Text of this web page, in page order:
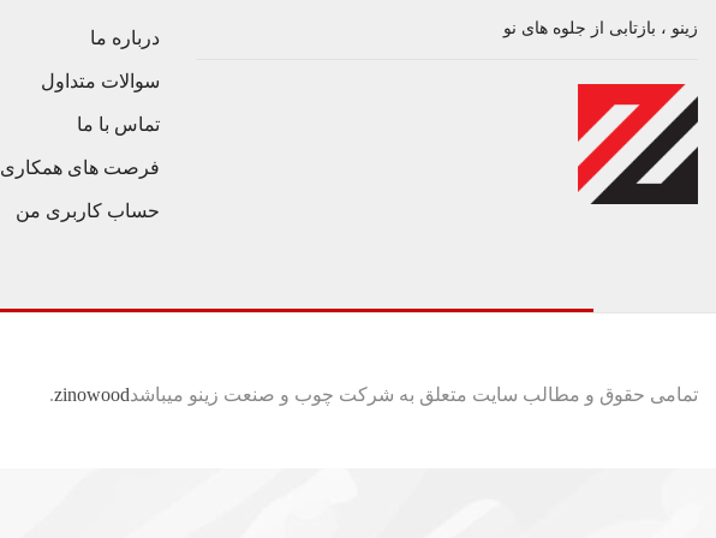
زینو ، بازتابی از جلوه های نو درباره ما
سوالات متداول
تماس با ما
فرصت های همکاری
حساب کاربری من
تمامی حقوق و مطالب سایت متعلق به شرکت چوب و صنعت زینو میباشدzinowood
.